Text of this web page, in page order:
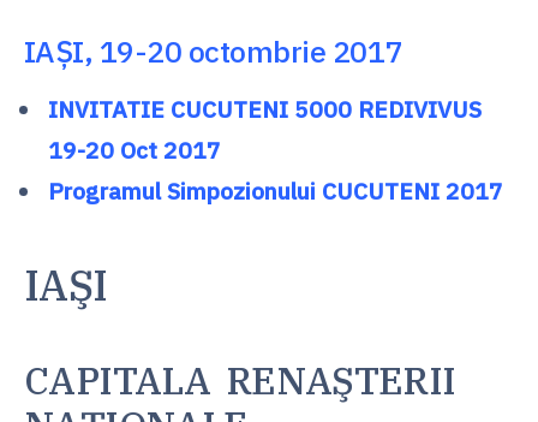
IAŞI, 19-20 octombrie 2017
INVITATIE CUCUTENI 5000 REDIVIVUS
19-20 Oct 2017
Programul Simpozionului CUCUTENI 2017
IAŞI
CAPITALA RENAŞTERII